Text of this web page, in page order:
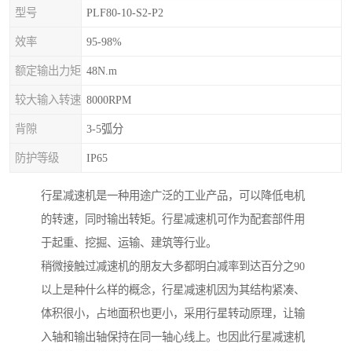
型号 PLF80-10-S2-P2
效率 95-98%
额定输出力矩 48N.m
较大输入转速 8000RPM
背隙 3-5弧分
防护等级 IP65
行星减速机是一种用途广泛的工业产品，可以降低电机
的转速，同时输出转矩。行星减速机可作为配套部件用
于起重、挖掘、运输、建筑等行业。
稍微接触过减速机的朋友大多都明白减率到达百分之90
以上是种什么样的概念，行星减速机因为其结构紧凑、
体积很小，占地面积也更小，采用行星转动原理，让输
入轴和输出轴保持在同一轴心线上。也因此行星减速机